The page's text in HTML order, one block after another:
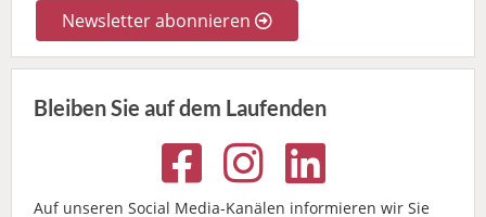
Newsletter abonnieren
Bleiben Sie auf dem Laufenden
Auf unseren Social Media-Kanälen informieren wir Sie